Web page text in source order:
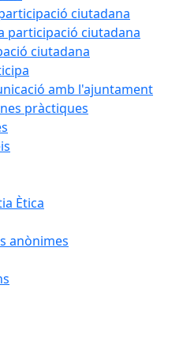
ciutadana
participació ciutadana
ciutadana
amb l'ajuntament
pràctiques
Ètica
anònimes